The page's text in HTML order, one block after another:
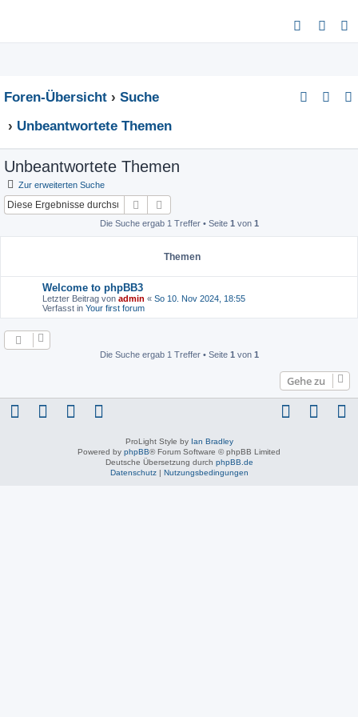
u
e
Foren-Übersicht
Suche
Unbeantwortete Themen
Unbeantwortete Themen
Zur erweiterten Suche
Suche
Die Suche ergab 1 Treffer • Seite 1 von 1
Themen
Welcome to phpBB3
Letzter Beitrag von admin « So 10. Nov 2024, 18:55
Verfasst in Your first forum
Die Suche ergab 1 Treffer • Seite 1 von 1
Gehe zu
ProLight Style by Ian Bradley
Powered by phpBB® Forum Software © phpBB Limited
Deutsche Übersetzung durch phpBB.de
Datenschutz| Nutzungsbedingungen